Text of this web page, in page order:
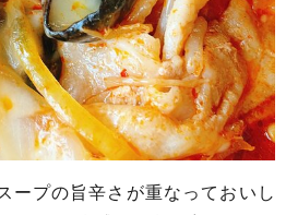
ープの旨辛さが重なっておいし